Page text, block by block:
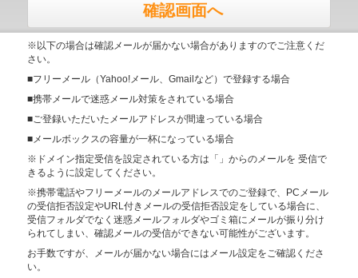
確認画面へ
※以下の場合は確認メールが届かない場合がありますのでご注意くだ
さい。
■フリーメール（Yahoo!メール、Gmailなど）で登録する場合
■携帯メールで迷惑メール対策をされている場合
■ご登録いただいたメールアドレスが間違っている場合
■メールボックスの容量が一杯になっている場合
※ドメイン指定受信を設定されている方は「」からのメールを 受信で
きるように設定してください。
※携帯電話やフリーメールのメールアドレスでのご登録で、PCメール
の受信拒否設定やURL付きメールの受信拒否設定をしている場合に、
受信フォルダでなく迷惑メールフォルダやゴミ箱にメールが振り分け
られてしまい、確認メールの受信ができない可能性がございます。
お手数ですが、メールが届かない場合にはメール設定をご確認くださ
い。